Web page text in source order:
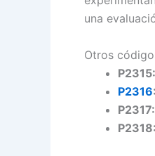
una
Otros
P2315:
P2316:
P2317:
P2318: